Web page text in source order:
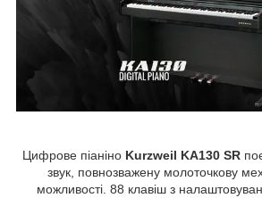
Цифрове піаніно Kurzweil KA130 SR
звук, повнозважену молоточкову
можливості. 88 клавіш з